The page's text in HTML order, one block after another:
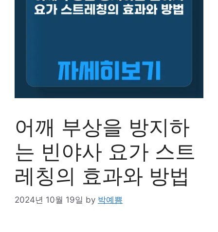
어깨 부상을 방지하
는 빈야사 요가 스트
레칭의 효과와 방법
2024년 10월 19일 by 박예쁨